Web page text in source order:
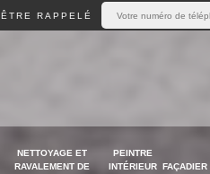
ÊTRE RAPPELÉ
NETTOYAGE ET
RAVALEMENT DE
PEINTRE
INTÉRIEUR FAÇADIER